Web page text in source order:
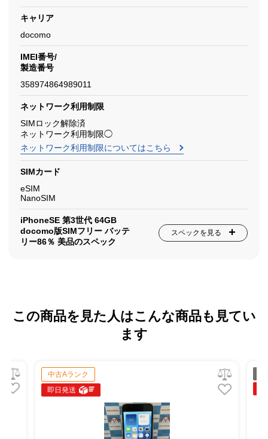
キャリア
docomo
IMEI番号/
製造番号
358974864989011
ネットワーク利用制限
SIMロック解除済
ネットワーク利用制限◯
ネットワーク利用制限についてはこちら
SIMカード
eSIM
NanoSIM
iPhoneSE 第3世代 64GB
docomo版SIMフリー バッテ
リー86％ 美品のスペック
スペックを見る
この商品を見た人はこんな商品も見てい
ます
中古Aランク
即日発送